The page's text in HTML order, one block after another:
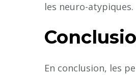
les neuro-atypiques.
En conclusion, les